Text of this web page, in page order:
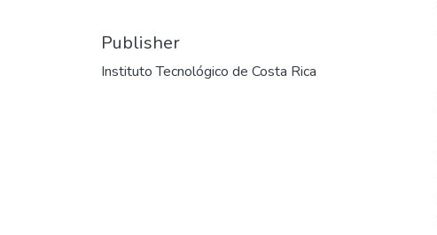
Publisher
Instituto Tecnológico de Costa Rica